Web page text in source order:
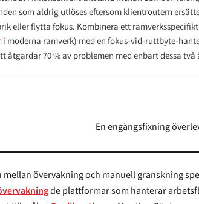
som aldrig utlöses eftersom klientroutern
eller flytta fokus. Kombinera ett
i moderna ramverk) med en fokus-vid-ruttbyte-
åtgärdar 70 % av problemen med enbart dessa två
En engångsfixning
mellan övervakning och manuell granskning
de plattformar som hanterar